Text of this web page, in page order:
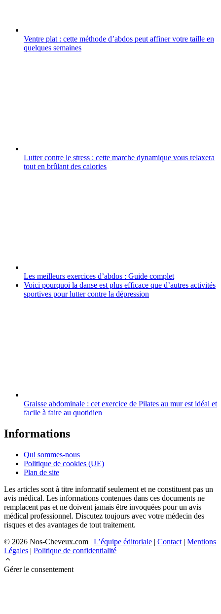
Ventre plat : cette méthode d’abdos peut affiner votre taille en
quelques semaines
Lutter contre le stress : cette marche dynamique vous relaxera
tout en brûlant des calories
Les meilleurs exercices d’abdos : Guide complet
Voici pourquoi la danse est plus efficace que d’autres activités
sportives pour lutter contre la dépression
Graisse abdominale : cet exercice de Pilates au mur est idéal et
facile à faire au quotidien
Informations
Qui sommes-nous
Politique de cookies (UE)
Plan de site
Les articles sont à titre informatif seulement et ne constituent pas un
avis médical. Les informations contenues dans ces documents ne
remplacent pas et ne doivent jamais être invoquées pour un avis
médical professionnel. Discutez toujours avec votre médecin des
risques et des avantages de tout traitement.
© 2026 Nos-Cheveux.com | L’équipe éditoriale | Contact | Mentions
Légales | Politique de confidentialité
Gérer le consentement